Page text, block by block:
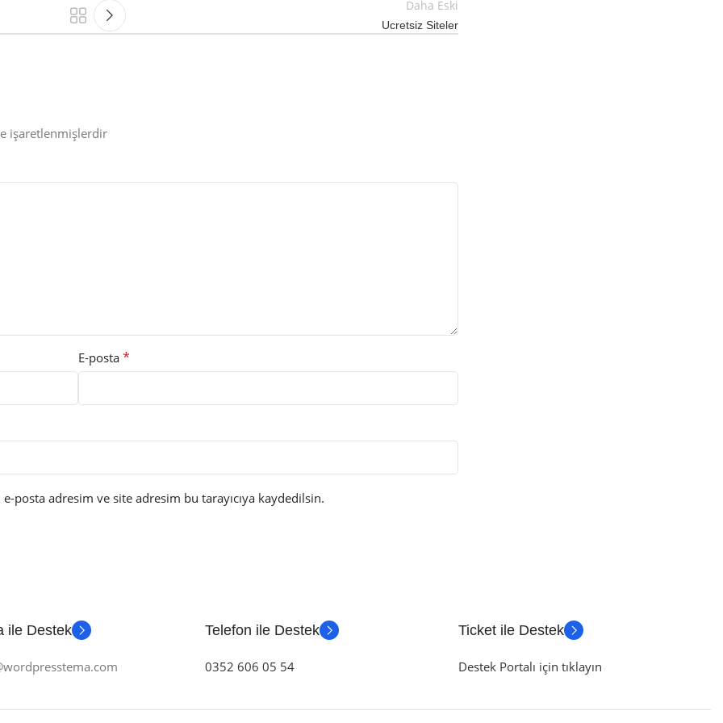
Daha Eski
Ucretsiz Siteler
işaretlenmişlerdir
E-posta*
posta adresim ve site adresim bu tarayıcıya kaydedilsin.
ile Destek Telefon ile Destek
0352 606 05 54
Ticket ile Destek
Destek Portalı için tıklayın